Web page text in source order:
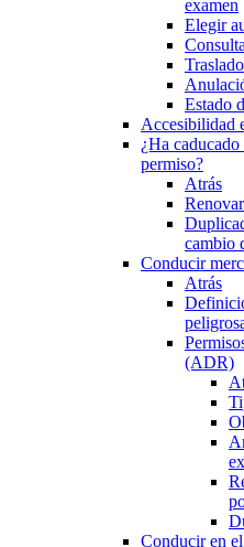
examen
Elegir
Estado
Accesibilidad
¿Ha
permiso?
Atrás
cambio
Conducir
Atrás
(ADR)
Conducir en